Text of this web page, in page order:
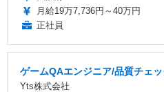
月給19万7,736円～40万円
正社員
ゲームQAエンジニア/品質チェ
Yts株式会社